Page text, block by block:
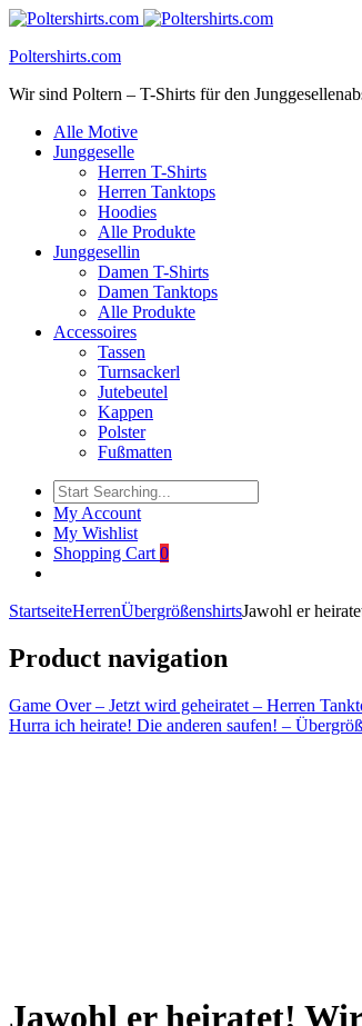
Poltershirts.com
Wir sind Poltern – T-Shirts für den
Alle Motive
Junggeselle
Herren T-Shirts
Herren Tanktops
Hoodies
Alle Produkte
Junggesellin
Damen T-Shirts
Damen Tanktops
Alle Produkte
Accessoires
Tassen
Turnsackerl
Jutebeutel
Kappen
Polster
Fußmatten
My Account
My Wishlist
Shopping Cart 0
StartseiteHerrenÜbergrößenshirtsJawohl er
Product navigation
Game Over – Jetzt wird geheiratet – Herren
Hurra ich heirate! Die anderen saufen! –
Jawohl er heiratet!